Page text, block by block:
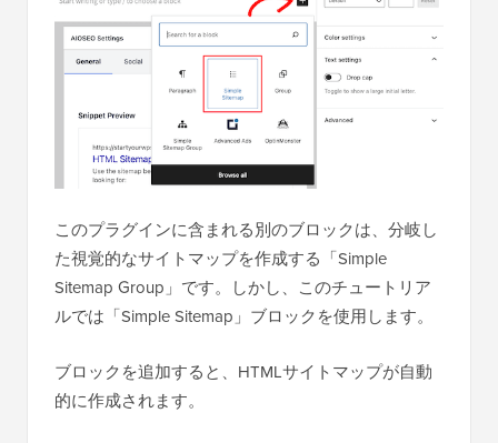
このプラグインに含まれる別のブロックは、分岐し
た視覚的なサイトマップを作成する「Simple
Sitemap Group」です。しかし、このチュートリア
ルでは「Simple Sitemap」ブロックを使用します。
ブロックを追加すると、HTMLサイトマップが自動
的に作成されます。